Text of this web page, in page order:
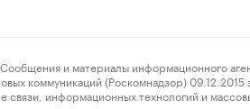
и материалы информационного
коммуникаций (Роскомнадзор)
информационных технологий и